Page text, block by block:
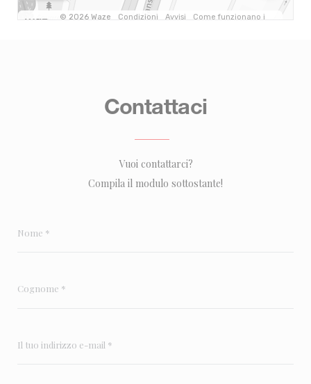
Contattaci
Vuoi contattarci?
Compila il modulo sottostante!